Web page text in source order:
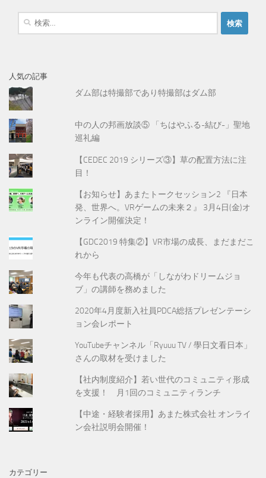
検
人気の記事
ダム部は特撮部であり特撮部はダム部
中の人の邦画放談⑤ 「ちはやふる-結び-」聖地
巡礼編
【CEDEC 2019 シリーズ③】草の配置方法に注
目！
【お知らせ】あまたトークセッション2 『日本
発、世界へ。VRゲームの未来２』 3月4日(金)オ
ンライン開催決定！
【GDC2019 特集②】VR市場の成長、まだまだこ
れから
今年も代表の高橋が「しながわドリームジョ
ブ」の講師を務めました
2020年4月度新入社員PDCA総括プレゼンテーシ
ョン会レポート
YouTubeチャンネル「Ryuuu TV / 學日文看日本」
さんの取材を受けました
【社内制度紹介】若い世代のコミュニティ形成
を支援！ 月1回のコミュニティランチ
【中途・経験者採用】あまた株式会社 オンライ
ン会社説明会開催！
カテゴリー